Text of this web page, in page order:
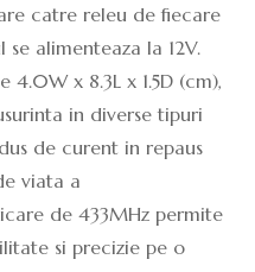
catre releu de fiecare
alimenteaza la 12V.
x 8.3L x 1.5D (cm),
in diverse tipuri
de curent in repaus
viata a
de 433MHz permite
si precizie pe o